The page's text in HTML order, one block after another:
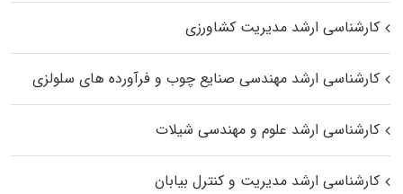
کارشناسی ارشد مدیریت کشاورزی
کارشناسی ارشد مهندسی صنایع چوب و فرآورده‌ های سلولزی
کارشناسی ارشد علوم و مهندسی شیلات
کارشناسی ارشد مدیریت و کنترل بیابان